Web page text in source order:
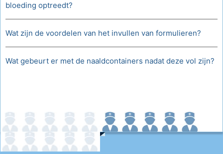
bloeding optreedt?
Wat zijn de voordelen van het invullen van formulieren?
Wat gebeurt er met de naaldcontainers nadat deze vol zijn?